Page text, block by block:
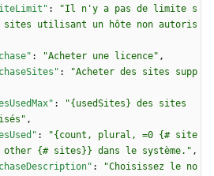
:
"Il n'y a pas de limite s
sites utilisant un hôte non autoris
: "Acheter une licence" ,
:
"Acheter des sites supp
:
"{usedSites} des sites
,
:
"{count, plural, =0 {# site
{# sites}} dans le système." ,
:
"Choisissez le no